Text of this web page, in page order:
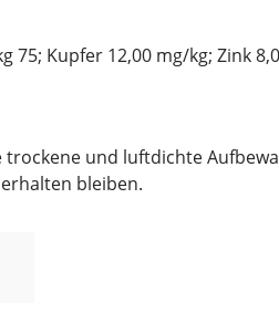
75; Kupfer 12,00 mg/kg; Zink
und luftdichte
bleiben.